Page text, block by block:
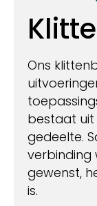
Ons
bestaat uit
gedeelte.
verbinding
gewenst,
is.